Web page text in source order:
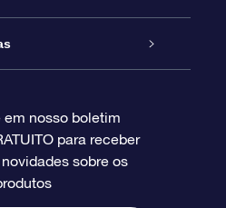
OSR
da OSR
em nosso boletim
para receber
sobre os